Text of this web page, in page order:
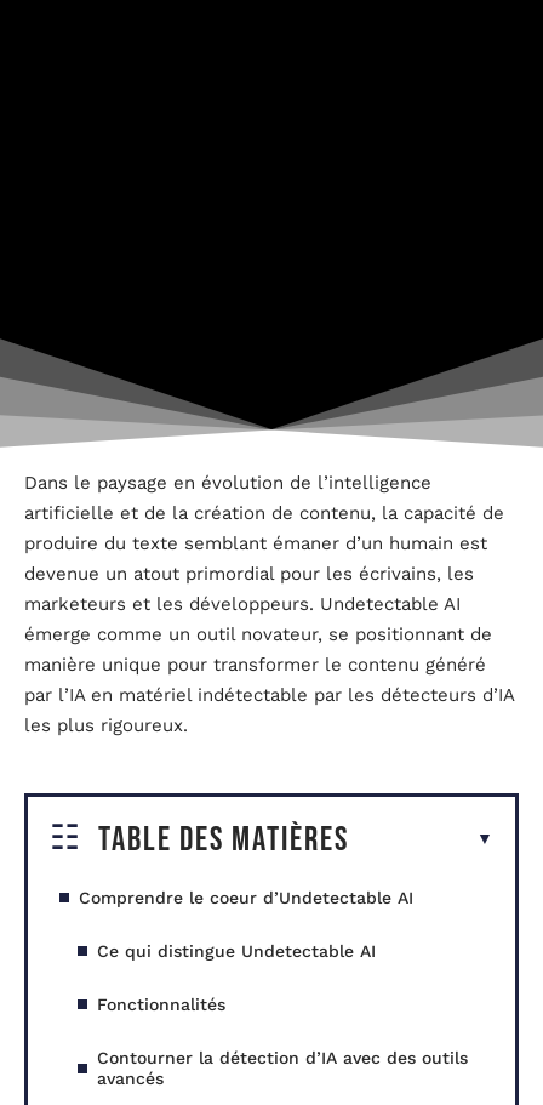
Dans le paysage en évolution de l’intelligence
artificielle et de la création de contenu, la capacité de
produire du texte semblant émaner d’un humain est
devenue un atout primordial pour les écrivains, les
marketeurs et les développeurs. Undetectable AI
émerge comme un outil novateur, se positionnant de
manière unique pour transformer le contenu généré
par l’IA en matériel indétectable par les détecteurs d’IA
les plus rigoureux.
Table des matières
Comprendre le coeur d’Undetectable AI
Ce qui distingue Undetectable AI
Fonctionnalités
Contourner la détection d’IA avec des outils
avancés